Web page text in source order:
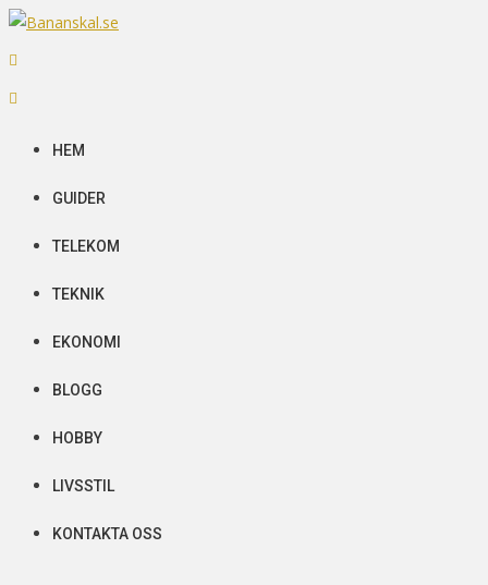
Skip
Bananskal.se
Senaste nytt
HEM
GUIDER
TELEKOM
TEKNIK
EKONOMI
BLOGG
HOBBY
LIVSSTIL
KONTAKTA OSS